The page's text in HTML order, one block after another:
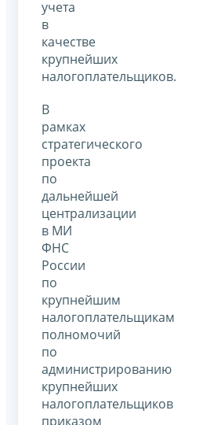
учета
в
качестве
крупнейших
налогоплательщиков.
В
рамках
стратегического
проекта
по
дальнейшей
централизации
в МИ
ФНС
России
по
крупнейшим
налогоплательщикам
полномочий
по
администрированию
крупнейших
налогоплательщиков
приказом